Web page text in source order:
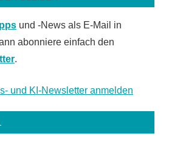
und -News als E-Mail in
abonniere einfach den
.